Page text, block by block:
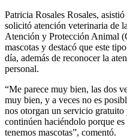
Patricia Rosales Rosales,
solicitó atención veterinaria de
Atención y Protección Animal
mascotas y destacó que este
día, además de reconocer la
personal.
“Me parece muy bien, las dos
muy bien, y a veces no es
nos otorgan un servicio
continúen haciéndolo porque
tenemos mascotas”, comentó.